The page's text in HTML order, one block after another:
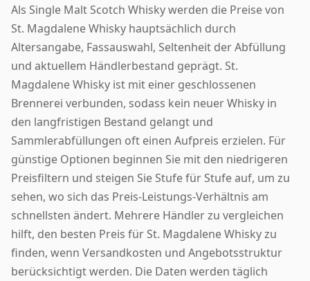
Als Single Malt Scotch Whisky werden die Preise von
St. Magdalene Whisky hauptsächlich durch
Altersangabe, Fassauswahl, Seltenheit der Abfüllung
und aktuellem Händlerbestand geprägt. St.
Magdalene Whisky ist mit einer geschlossenen
Brennerei verbunden, sodass kein neuer Whisky in
den langfristigen Bestand gelangt und
Sammlerabfüllungen oft einen Aufpreis erzielen. Für
günstige Optionen beginnen Sie mit den niedrigeren
Preisfiltern und steigen Sie Stufe für Stufe auf, um zu
sehen, wo sich das Preis-Leistungs-Verhältnis am
schnellsten ändert. Mehrere Händler zu vergleichen
hilft, den besten Preis für St. Magdalene Whisky zu
finden, wenn Versandkosten und Angebotsstruktur
berücksichtigt werden. Die Daten werden täglich